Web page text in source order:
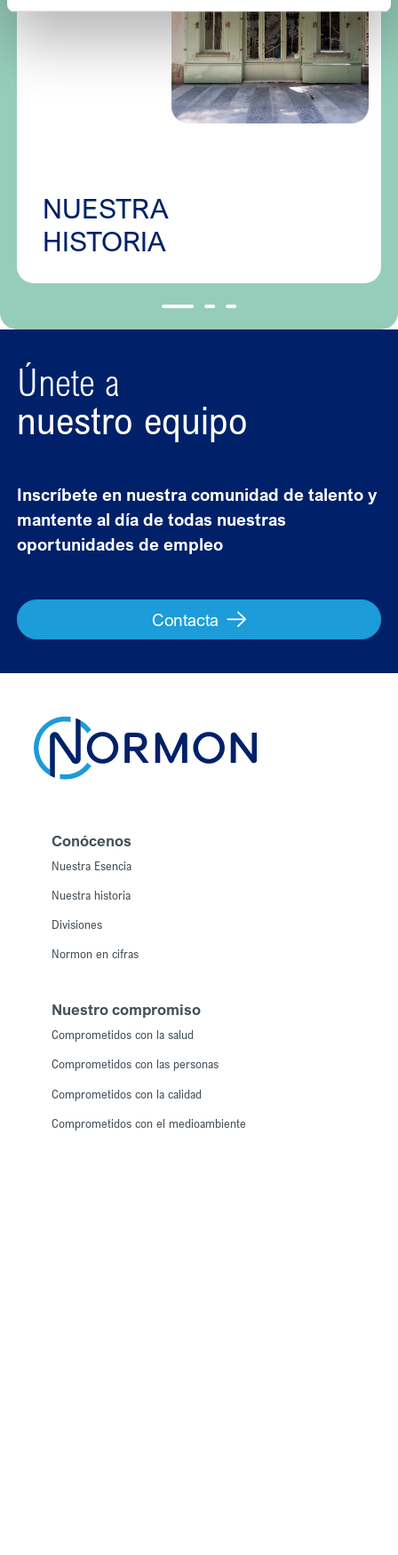
NUESTRA
HISTORIA
Únete a
nuestro equipo
Inscríbete en nuestra comunidad de talento y
mantente al día de todas nuestras
oportunidades de empleo
Contacta
Conócenos
Nuestra Esencia
Nuestra historia
Divisiones
Normon en cifras
Nuestro compromiso
Comprometidos con la salud
Comprometidos con las personas
Comprometidos con la calidad
Comprometidos con el medioambiente